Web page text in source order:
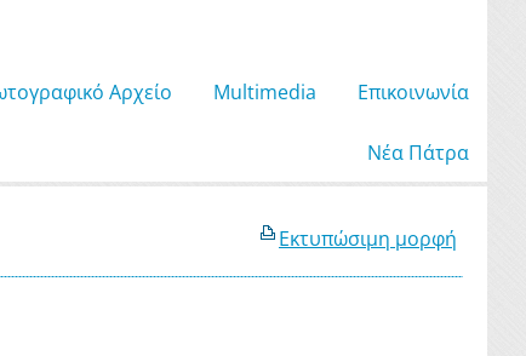
Αρχείο Μultimedia Επικοινωνία
Νέα Πάτρα
Εκτυπώσιμη μορφή